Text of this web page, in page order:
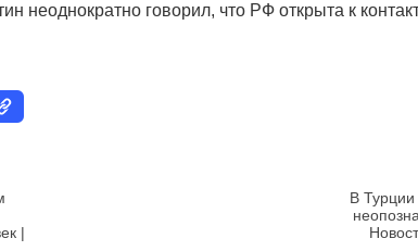
неоднократно говорил, что РФ открыта к
|
В